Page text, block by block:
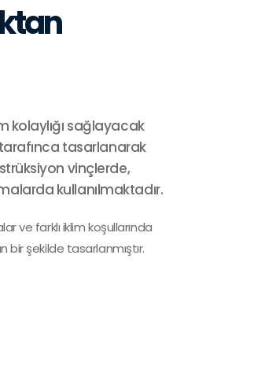
kolaylığı sağlayacak
tasarlanarak
vinçlerde,
kullanılmaktadır.
ve farklı iklim koşullarında
bir şekilde tasarlanmıştır.